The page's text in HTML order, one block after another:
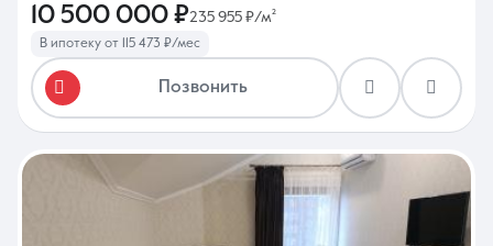
10 500 000 ₽235 955 ₽/м²
В ипотеку от 115 473 ₽/мес
Позвонить